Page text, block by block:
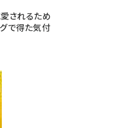
されるため
で得た気付